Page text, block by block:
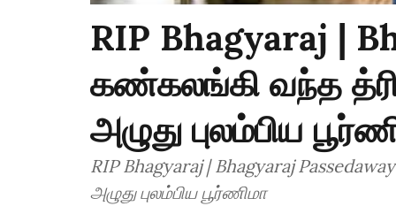
RIP Bhagyaraj |
கண்கலங்கி வந்த
அழுது புலம்பிய
RIP Bhagyaraj | Bhagyaraj
அழுது புலம்பிய பூர்ணிமா